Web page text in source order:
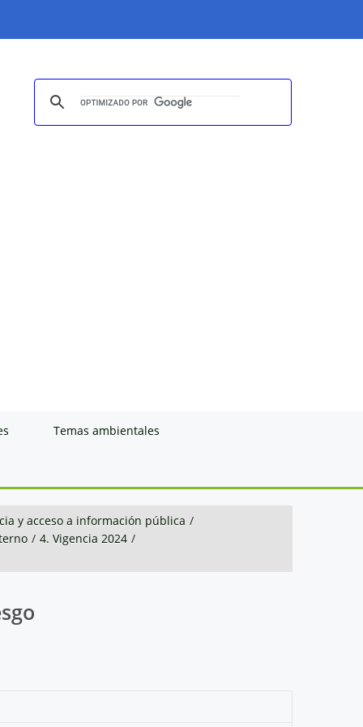
Temas ambientales
y acceso a información pública /
/ 4. Vigencia 2024 /